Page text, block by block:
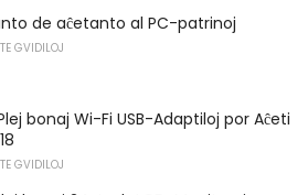
de aĉetanto al PC-patrinoj
GVIDILOJ
bonaj Wi-Fi USB-Adaptiloj por Aĉeti
GVIDILOJ